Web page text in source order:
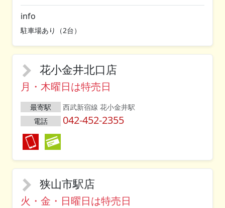
info
駐車場あり（2台）
花小金井北口店
月・木曜日は特売日
最寄駅
西武新宿線 花小金井駅
電話
042-452-2355
狭山市駅店
火・金・日曜日は特売日